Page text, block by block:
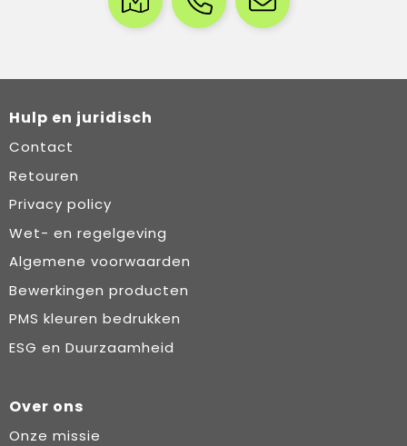
Hulp en juridisch
Contact
Retouren
Privacy policy
Wet- en regelgeving
Algemene voorwaarden
Bewerkingen producten
PMS kleuren bedrukken
ESG en Duurzaamheid
Over ons
Onze missie